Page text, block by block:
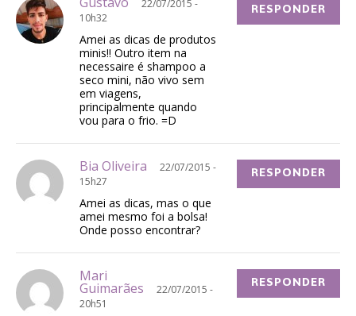
22/07/2015 -
10h32
Amei as dicas de produtos
minis!! Outro item na
necessaire é shampoo a
seco mini, não vivo sem
em viagens,
principalmente quando
vou para o frio. =D
RESPONDER
Bia Oliveira
22/07/2015 -
15h27
Amei as dicas, mas o que
amei mesmo foi a bolsa!
Onde posso encontrar?
RESPONDER
Mari
Guimarães
22/07/2015 -
20h51
RESPONDER